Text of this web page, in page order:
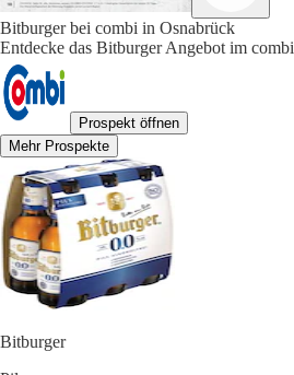
Bitburger bei combi in Osnabrück
Entdecke das Bitburger Angebot im
Prospekt öffnen
Mehr Prospekte
Bitburger